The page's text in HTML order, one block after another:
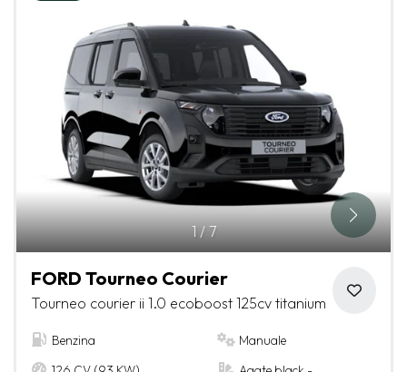
1/7
FORD Tourneo Courier
Tourneo courier ii 1.0 ecoboost 125cv titanium
Benzina
Manuale